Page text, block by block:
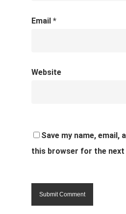
Email *
Website
Save my name, email,
this browser for the